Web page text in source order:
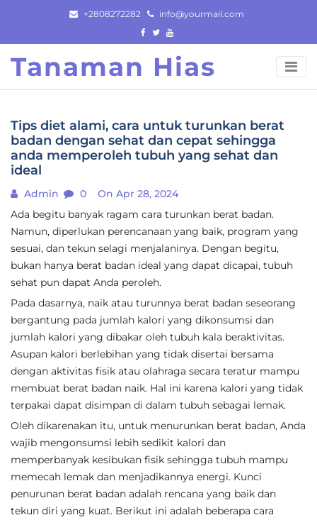
content
+2808272282 info@yourmail.com
Tanaman Hias
Tips diet alami, cara untuk turunkan berat
badan dengan sehat dan cepat sehingga
anda memperoleh tubuh yang sehat dan
ideal
Admin 0
On Apr 28, 2024
Ada begitu banyak ragam cara turunkan berat badan.
Namun, diperlukan perencanaan yang baik, program yang
sesuai, dan tekun selagi menjalaninya. Dengan begitu,
bukan hanya berat badan ideal yang dapat dicapai, tubuh
sehat pun dapat Anda peroleh.
Pada dasarnya, naik atau turunnya berat badan seseorang
bergantung pada jumlah kalori yang dikonsumsi dan
jumlah kalori yang dibakar oleh tubuh kala beraktivitas.
Asupan kalori berlebihan yang tidak disertai bersama
dengan aktivitas fisik atau olahraga secara teratur mampu
membuat berat badan naik. Hal ini karena kalori yang tidak
terpakai dapat disimpan di dalam tubuh sebagai lemak.
Oleh dikarenakan itu, untuk menurunkan berat badan, Anda
wajib mengonsumsi lebih sedikit kalori dan
memperbanyak kesibukan fisik sehingga tubuh mampu
memecah lemak dan menjadikannya energi. Kunci
penurunan berat badan adalah rencana yang baik dan
tekun diri yang kuat. Berikut ini adalah beberapa cara